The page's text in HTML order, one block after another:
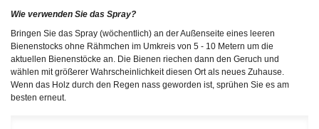
Wie verwenden Sie das Spray?
Bringen Sie das Spray (wöchentlich) an der Außenseite eines leeren
Bienenstocks ohne Rähmchen im Umkreis von 5 - 10 Metern um die
aktuellen Bienenstöcke an. Die Bienen riechen dann den Geruch und
wählen mit größerer Wahrscheinlichkeit diesen Ort als neues Zuhause.
Wenn das Holz durch den Regen nass geworden ist, sprühen Sie es am
besten erneut.